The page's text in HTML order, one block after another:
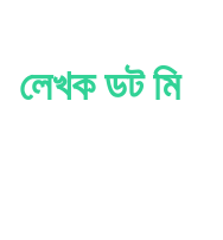
content
লেখক ডট মি